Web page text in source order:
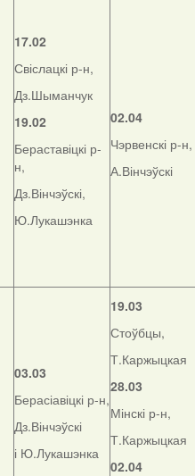
17.02
Свіслацкі р-н,
Дз.Шыманчук
19.02
Бераставіцкі р-
н,
Дз.Вінчэўскі,
Ю.Лукашэнка
02.04
Чэрвенскі р-н,
А.Вінчэўскі
03.03
Берасіавіцкі р-н,
Дз.Вінчэўскі
і Ю.Лукашэнка
19.03
Стоўбцы,
Т.Каржыцкая
28.03
Мінскі р-н,
Т.Каржыцкая
02.04